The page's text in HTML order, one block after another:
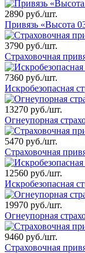
2890 руб./шт.
Привязь «Высота
3790 руб./шт.
Страховочная
7360 руб./шт.
Искробезопасная
13270 руб./шт.
Огнеупорная
5470 руб./шт.
Страховочная
12560 руб./шт.
Искробезопасная
19970 руб./шт.
Огнеупорная
9460 руб./шт.
Страховочная